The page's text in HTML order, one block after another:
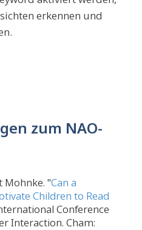
erkennen und
zum NAO-
Mohnke. "Can a
Children to Read
Conference
Interaction. Cham: